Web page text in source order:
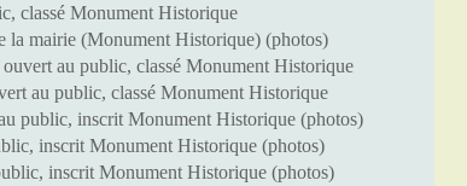
classé Monument Historique
mairie (Monument Historique) (photos)
au public, classé Monument Historique
au public, classé Monument Historique
public, inscrit Monument Historique (photos)
inscrit Monument Historique (photos)
inscrit Monument Historique (photos)